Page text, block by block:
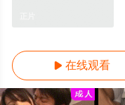
 在线观看